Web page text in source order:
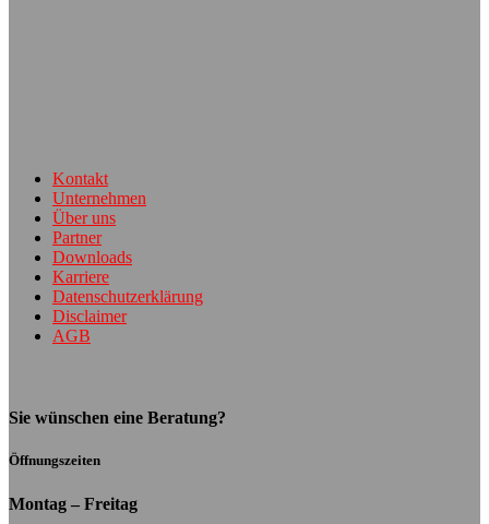
Kontakt
Unternehmen
Über uns
Partner
Downloads
Karriere
Datenschutzerklärung
Disclaimer
AGB
Sie wünschen eine Beratung?
Öffnungszeiten
Montag – Freitag